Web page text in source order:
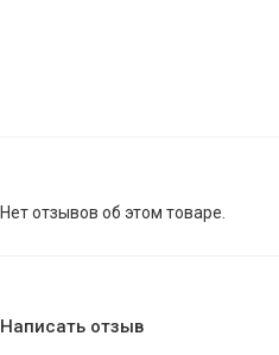
Нет отзывов об этом товаре.
Написать отзыв